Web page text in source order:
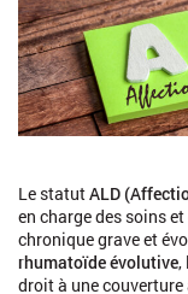
Le statutALD
en charge des soins
chronique grave et
rhumatoïde évolutive,
droit à une couverture